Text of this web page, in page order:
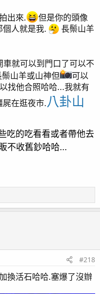
出來.
但是你的頭像
人就是我.
長鬃山羊
就可以到門口了可以不
山羊或山神但
可以
找他合照哈哈...我就有
在逛夜市.八卦山
吃的吃看看或者帶他去
不收舊鈔哈哈...
#218
換活石哈哈.塞爆了沒辦